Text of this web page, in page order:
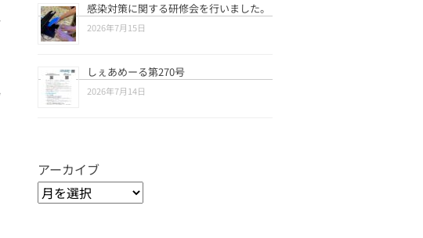
感染対策に関する研修会を行いました。
2026年7月15日
しぇあめーる第270号
2026年7月14日
アーカイブ